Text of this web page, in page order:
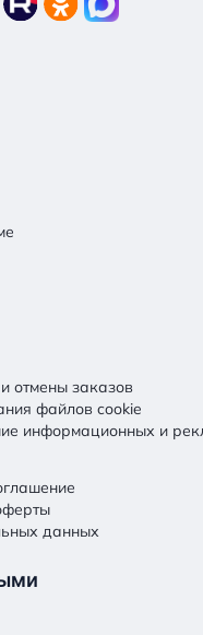
отмены заказов
файлов cookie
информационных и
данных